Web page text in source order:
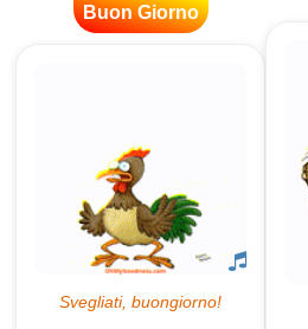
Buon Giorno